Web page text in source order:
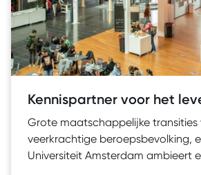
Kennispartner voor het
Grote maatschappelijke transities
veerkrachtige beroepsbevolking,
Universiteit Amsterdam ambieert